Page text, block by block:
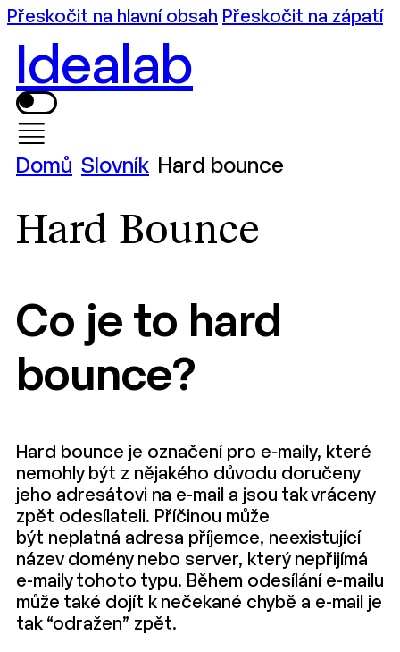
Přeskočit na hlavní obsah Přeskočit na zápatí
Idealab
Domů Slovník Hard bounce
Hard Bounce
Co je to hard
bounce?
Hard bounce je označení pro e-maily, které
nemohly být z nějakého důvodu doručeny
jeho adresátovi na e-mail a jsou tak vráceny
zpět odesílateli. Příčinou může
být neplatná adresa příjemce, neexistující
název doménynebo server, kterýnepřijímá
e-maily tohoto typu. Během odesílání e-mailu
může také dojít k nečekané chybě a e-mail je
tak “odražen” zpět.